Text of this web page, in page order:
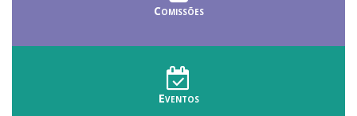
Comissões
Eventos